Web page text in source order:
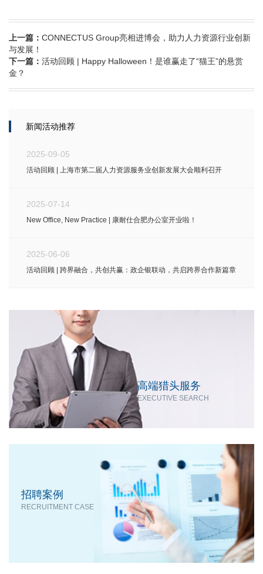
上一篇： CONNECTUS Group亮相进博会，助力人力资源行业创新
与发展！
下一篇： 活动回顾 | Happy Halloween！是谁赢走了“猫王”的悬赏
金？
新闻活动推荐
2025-09-05
活动回顾 | 上海市第二届人力资源服务业创新发展大会顺利召开
2025-07-14
New Office, New Practice | 康耐仕合肥办公室开业啦！
2025-06-06
活动回顾 | 跨界融合，共创共赢：政企银联动，共启跨界合作新篇章
高端猎头服务
EXECUTIVE SEARCH
招聘案例
RECRUITMENT CASE